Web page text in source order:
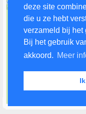
deze site
die u ze hebt
verzameld bij het
Bij het gebruik
akkoord. Meer